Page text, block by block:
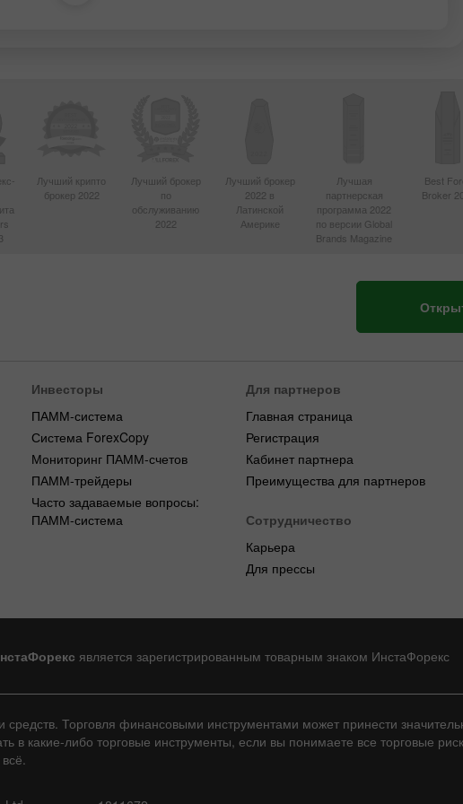
Лучший крипто
брокер 2022
Лучший брокер
по
обслуживанию
2022
Лучший брокер
2022 в
Латинской
Америке
Лучшая
партнерская
программа 2022
по версии Global
Brands Magazine
Best
Broker
Инвесторы
ПАММ-система
Система ForexCopy
Мониторинг ПАММ-счетов
ПАММ-трейдеры
Часто задаваемые вопросы:
ПАММ-система
Для партнеров
Главная страница
Регистрация
Кабинет партнера
Преимущества для партнеров
Сотрудничество
Карьера
Для прессы
является зарегистрированным товарным знаком ИнстаФорекс
средств. Торговля финансовыми инструментами может принести
в какие-либо торговые инструменты, если вы понимаете все торговые